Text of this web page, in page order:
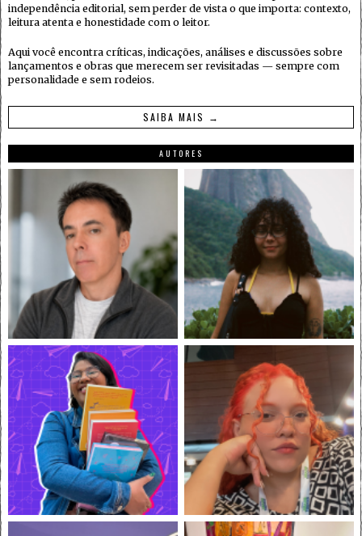
independência editorial, sem perder de vista o que importa: contexto,
leitura atenta e honestidade com o leitor.
Aqui você encontra críticas, indicações, análises e discussões sobre
lançamentos e obras que merecem ser revisitadas — sempre com
personalidade e sem rodeios.
SAIBA MAIS →
AUTORES